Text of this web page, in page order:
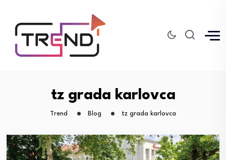
tz grada karlovca
Trend Blog tz grada karlovca